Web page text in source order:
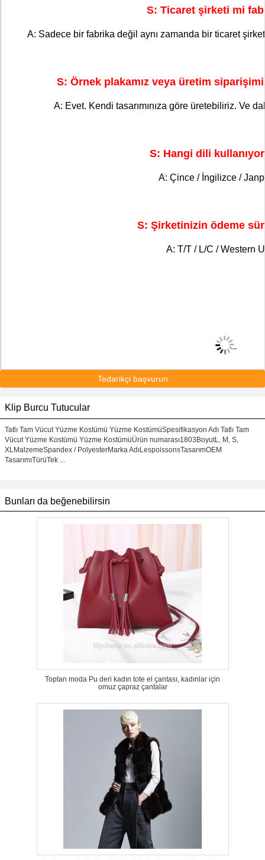
S: Ticaret şirketi mi
A: Sadece bir fabrika değil aynı zamanda bir ticaret
S: Örnek plakamız veya üretim
A: Evet. Kendi tasarımınıza göre üretebiliriz. Ve
S: Hangi dili
A: Çince / İngilizce /
S: Şirketinizin ödeme
A: T/T / L/C / Western
Tedarikçi başvurun
Klip Burcu Tutucular
Tatlı Tam Vücut Yüzme Kostümü Yüzme KostümüSpesifikasyon Adı Tatlı Tam
Vücut Yüzme Kostümü Yüzme KostümüÜrün numarası1803BoyutL, M, S,
XLMalzemeSpandex / PolyesterMarka AdıLespoissonsTasarımOEM
TasarımıTürüTek ...
Bunları da beğenebilirsin
Toptan moda Pu deri kadın tote el çantası, kadınlar için
omuz çapraz çantalar